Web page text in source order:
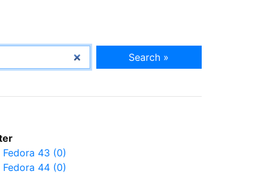
Search »
Fedora 43 (0)
Fedora 44 (0)